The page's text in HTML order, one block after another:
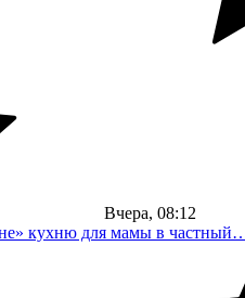
Вчера, 08:12
кухню для мамы в